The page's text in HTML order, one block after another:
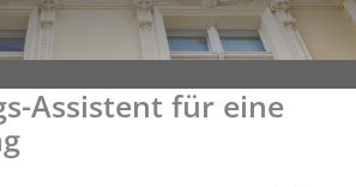
Assistent für eine